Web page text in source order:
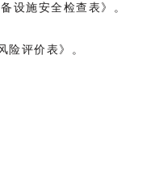
设施安全检查表》。
评价表》。